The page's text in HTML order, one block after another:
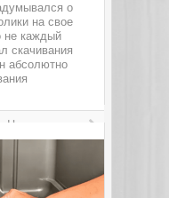
о
на свое
не каждый
скачивания
абсолютно
Читать далее